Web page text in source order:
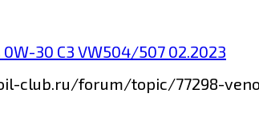
30 C3 VW504/507 02.2023
club.ru/forum/topic/77298-